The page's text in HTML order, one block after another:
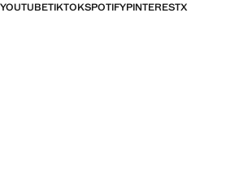
YOUTUBETIKTOKSPOTIFYPINTERESTX